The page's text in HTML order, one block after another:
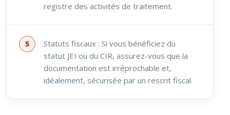
registre des activités de traitement.
Statuts fiscaux : Si vous bénéficiez du
statut JEI ou du CIR, assurez-vous que la
documentation est irréprochable et,
idéalement, sécurisée par un rescrit fiscal.